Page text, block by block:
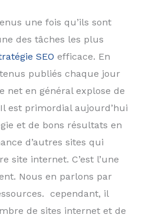
une fois qu’ils sont
des tâches les plus
SEO efficace. En
publiés chaque jour
net en général explose de
est primordial aujourd’hui
et de bons résultats en
d’autres sites qui
site internet. C’est l’une
Nous en parlons par
cependant, il
de sites internet et de